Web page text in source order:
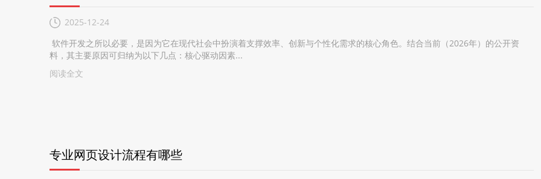
2025-12-24
软件开发之所以必要，是因为它在现代社会中扮演着支撑效率、创新与个性化需求的核心角色。结合当前（2026年）的公开资
料，其主要原因可归纳为以下几点：‌核心驱动因素...
阅读全文
专业网页设计流程有哪些